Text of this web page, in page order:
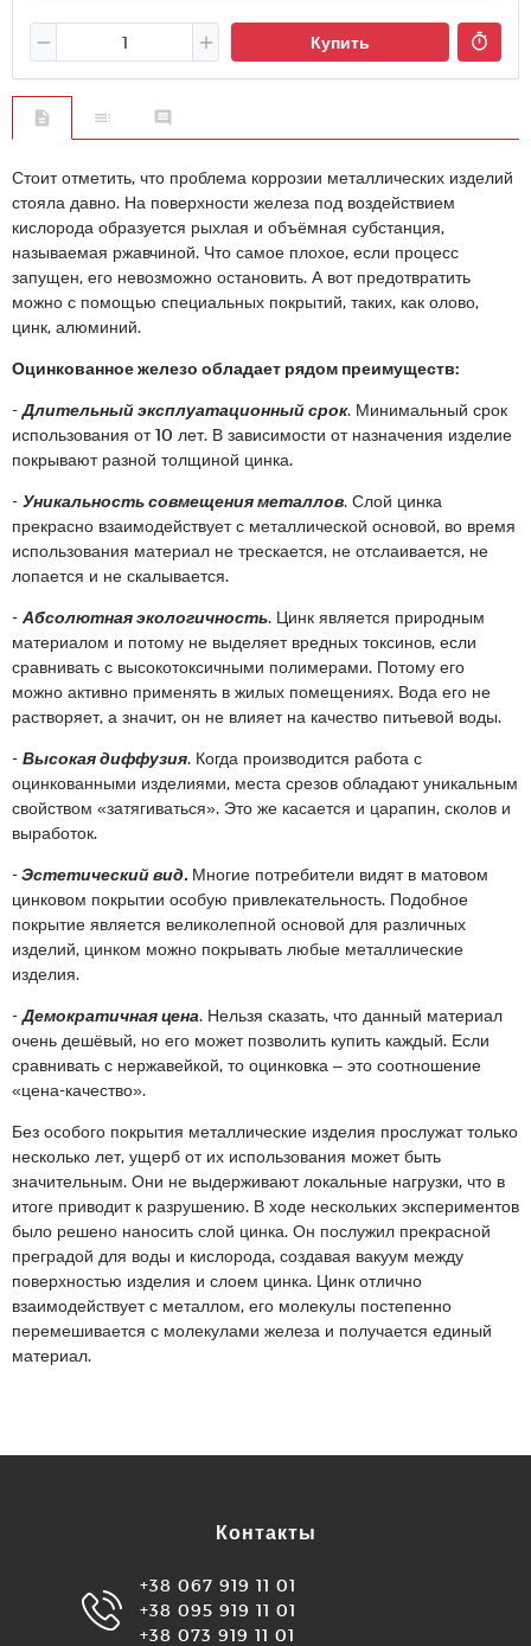
Купить
Стоит отметить, что проблема коррозии металлических изделий
стояла давно. На поверхности железа под воздействием
кислорода образуется рыхлая и объёмная субстанция,
называемая ржавчиной. Что самое плохое, если процесс
запущен, его невозможно остановить. А вот предотвратить
можно с помощью специальных покрытий, таких, как олово,
цинк, алюминий.
Оцинкованное железо обладает рядом преимуществ:
-Длительный эксплуатационный срок. Минимальный срок
использования от 10 лет. В зависимости от назначения изделие
покрывают разной толщиной цинка.
- Уникальность совмещения металлов. Слой цинка
прекрасно взаимодействует с металлической основой, во время
использования материал не трескается, не отслаивается, не
лопается и не скалывается.
- Абсолютная экологичность. Цинк является природным
материалом и потому не выделяет вредных токсинов, если
сравнивать с высокотоксичными полимерами. Потому его
можно активно применять в жилых помещениях. Вода его не
растворяет, а значит, он не влияет на качество питьевой воды.
- Высокая диффузия. Когда производится работа с
оцинкованными изделиями, места срезов обладают уникальным
свойством «затягиваться». Это же касается и царапин, сколов и
выработок.
-Эстетический вид.Многие потребители видят в матовом
цинковом покрытии особую привлекательность. Подобное
покрытие является великолепной основой для различных
изделий, цинком можно покрывать любые металлические
изделия.
-Демократичная цена. Нельзя сказать, что данный материал
очень дешёвый, но его может позволить купить каждый. Если
сравнивать с нержавейкой, то оцинковка – это соотношение
«цена-качество».
Без особого покрытия металлические изделия прослужат только
несколько лет, ущерб от их использования может быть
значительным. Они не выдерживают локальные нагрузки, что в
итоге приводит к разрушению. В ходе нескольких экспериментов
было решено наносить слой цинка. Он послужил прекрасной
преградой для воды и кислорода, создавая вакуум между
поверхностью изделия и слоем цинка. Цинк отлично
взаимодействует с металлом, его молекулы постепенно
перемешивается с молекулами железа и получается единый
материал.
Контакты
+38 067 919 11 01
+38 095 919 11 01
+38 073 919 11 01